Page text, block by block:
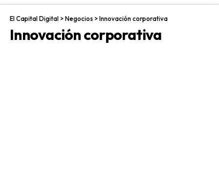
El Capital Digital >Negocios >Innovación corporativa
Innovación corporativa